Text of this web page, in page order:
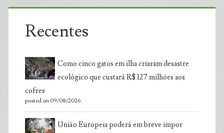
Recentes
Como cinco gatos em ilha criaram desastre
ecológico que custará R$ 127 milhões aos
cofres
posted on 09/08/2026
União Europeia poderá em breve impor